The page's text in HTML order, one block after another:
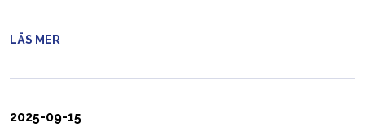
LÄS MER
2025-09-15